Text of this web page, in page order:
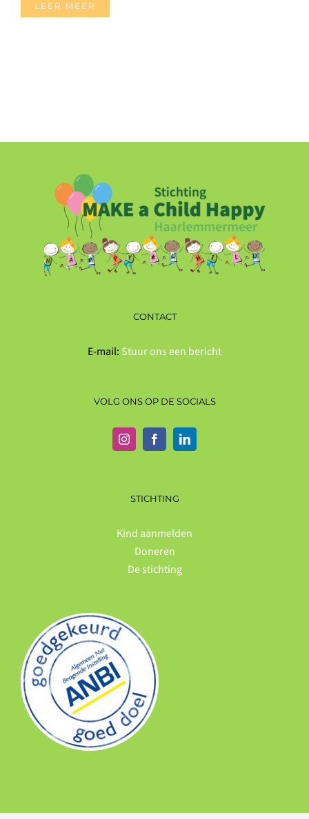
LEER MEER
CONTACT
E-mail: Stuur ons een bericht
VOLG ONS OP DE SOCIALS
STICHTING
Kind aanmelden
Doneren
De stichting